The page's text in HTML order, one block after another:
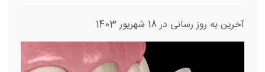
آخرین به روز رسانی در 18 شهریور 1403